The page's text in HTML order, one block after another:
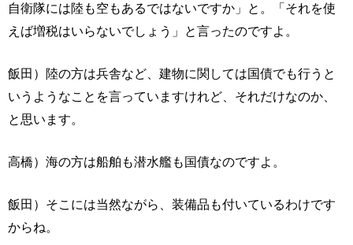
自衛隊には陸も空もあるではないですか」と。「それを使
えば増税はいらないでしょう」と言ったのですよ。
飯田）陸の方は兵舎など、建物に関しては国債でも行うと
いうようなことを言っていますけれど、それだけなのか、
と思います。
高橋）海の方は船舶も潜水艦も国債なのですよ。
飯田）そこには当然ながら、装備品も付いているわけです
からね。